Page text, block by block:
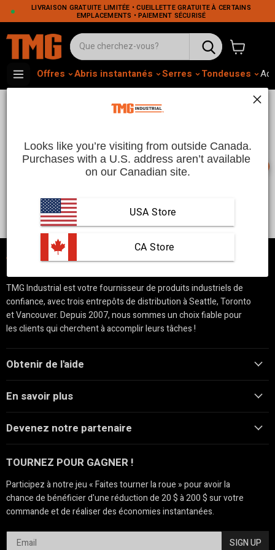
LIVRAISON GRATUITE LIMITÉE • CUEILLETTE GRATUITE À CERTAINS
EMPLACEMENTS • PAIEMENT SÉCURISÉ
Voir le
Offres Abris instantanés Serres Tondeuses
Machines de Construction | TMG Industrial CA
Industrial. Notre vaste sélection comprend tout, des
excavatrices et chargeuses compactes aux bétonnières et
échafaudages, conçus pour répondre aux exigences
rigoureuses de l'industrie de la construction. Construisez
en toute confiance avec nos équipements fiables et
Conçues spécifiquement pour les professionnels assidus,
ces machines combinent une durabilité inégalée avec une
technologie de pointe pour garantir que vos projets se
déroulent plus facilement et plus rapidement que jamais.
La polyvalence est une autre caractéristique de nos
équipements de construction. Conçue pour répondre à
produits vous aidera à passer en toute transparence de la
préparation du terrain au levage lourd avec facilité.
Nous pouvons vous équiper des meilleurs outils pour votre
projet de construction. Notre équipement de construction
est un symbole de fiabilité et d'innovation ; nous l'adaptons
parfaitement pour répondre aux exigences de l'agriculture
moderne et des opérations commerciales. Augmentez
votre productivité et assurez un avenir meilleur à votre
entreprise en investissant dès aujourd'hui dans nos
Marteaux Hydrauliques
Gérez efficacement les tâches de démolition et
chargeuses compacteset lesaccessoires marteaux pour
excavatrices offrent une force
See more
TMG Industrial est votre fournisseur de produits industriels de
confiance, avec trois entrepôts de distribution à Seattle, Toronto
et Vancouver. Depuis 2007, nous sommes un choix fiable pour
les clients qui cherchent à accomplir leurs tâches !
Obtenir de l'aide
En savoir plus
Devenez notre partenaire
TOURNEZ POUR GAGNER !
Participez à notre jeu « Faites tourner la roue » pour avoir la
chance de bénéficier d'une réduction de 20 $ à 200 $ sur votre
commande et de réaliser des économies instantanées.
SIGN UP
Looks like you’re visiting from outside Canada.
Purchases with a U.S. address aren’t available
on our Canadian site.
USA Store
CA Store